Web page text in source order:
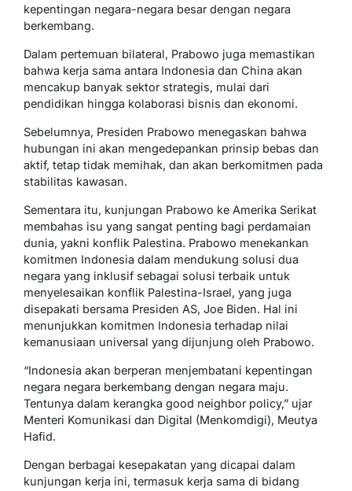
kepentingan negara-negara besar dengan negara
berkembang.
Dalam pertemuan bilateral, Prabowo juga memastikan
bahwa kerja sama antara Indonesia dan China akan
mencakup banyak sektor strategis, mulai dari
pendidikan hingga kolaborasi bisnis dan ekonomi.
Sebelumnya, Presiden Prabowo menegaskan bahwa
hubungan ini akan mengedepankan prinsip bebas dan
aktif, tetap tidak memihak, dan akan berkomitmen pada
stabilitas kawasan.
Sementara itu, kunjungan Prabowo ke Amerika Serikat
membahas isu yang sangat penting bagi perdamaian
dunia, yakni konflik Palestina. Prabowo menekankan
komitmen Indonesia dalam mendukung solusi dua
negara yang inklusif sebagai solusi terbaik untuk
menyelesaikan konflik Palestina-Israel, yang juga
disepakati bersama Presiden AS, Joe Biden. Hal ini
menunjukkan komitmen Indonesia terhadap nilai
kemanusiaan universal yang dijunjung oleh Prabowo.
“Indonesia akan berperan menjembatani kepentingan
negara negara berkembang dengan negara maju.
Tentunya dalam kerangka good neighbor policy,” ujar
Menteri Komunikasi dan Digital (Menkomdigi), Meutya
Hafid.
Dengan berbagai kesepakatan yang dicapai dalam
kunjungan kerja ini, termasuk kerja sama di bidang